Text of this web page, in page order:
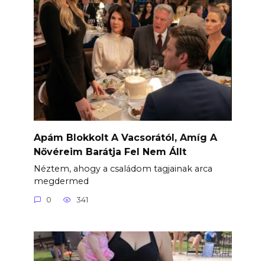
Apám Blokkolt A Vacsorától, Amíg A
Nővéreim Barátja Fel Nem Állt
Néztem, ahogy a családom tagjainak arca
megdermed
0 341